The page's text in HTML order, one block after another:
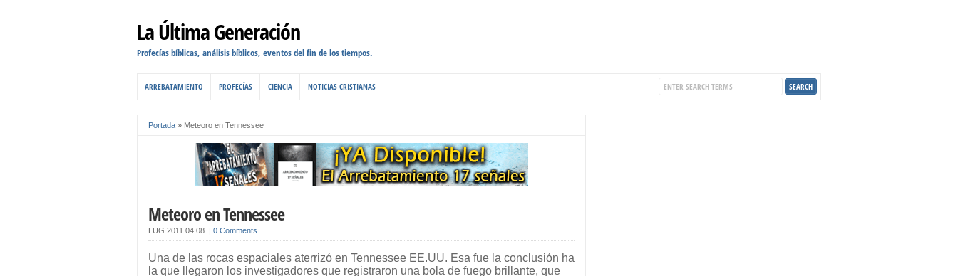
La Última Generación
Profecías bíblicas, análisis bíblicos, eventos del fin de los tiempos.
ARREBATAMIENTO PROFECÍAS CIENCIA NOTICIAS CRISTIANAS
Portada » Meteoro en Tennessee
Meteoro en Tennessee
LUG 2011.04.08. | 0 Comments
Una de las rocas espaciales aterrizó en Tennessee EE.UU. Esa fue la conclusión ha
la que llegaron los investigadores que registraron una bola de fuego brillante, que